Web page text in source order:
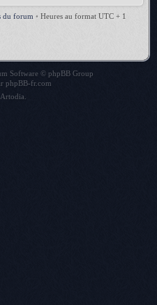
du forum • Heures au format UTC + 1
Software © phpBB Group
phpBB-fr.com
Artodia